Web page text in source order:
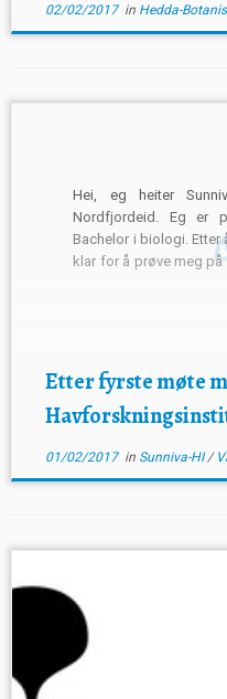
02/02/2017in Hedda-
Hei, eg heiter
Nordfjordeid. Eg er
Bachelor i biologi. Etter
klar for å prøve meg
Etter fyrste møte
01/02/2017in Sunniva-HI/